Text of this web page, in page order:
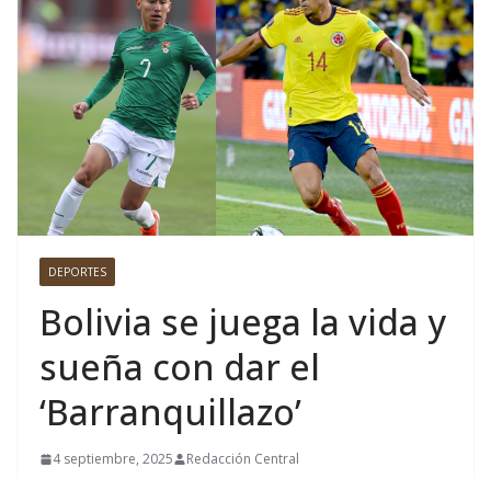
DEPORTES
Bolivia se juega la vida y
sueña con dar el
‘Barranquillazo’
4 septiembre, 2025 Redacción Central